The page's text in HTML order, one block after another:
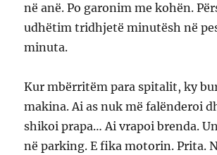
në anë. Po garonim me kohën.
udhëtim tridhjetë minutësh në
minuta.
Kur mbërritëm para spitalit, ky
makina. Ai as nuk më falënderoi
shikoi prapa… Ai vrapoi brenda.
në parking. E fika motorin. Prita.